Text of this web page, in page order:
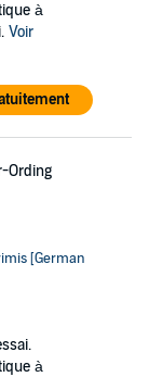
à
Voir
Ording
[German
à